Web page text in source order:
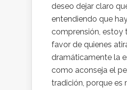
deseo dejar claro
entendiendo que
comprensión, estoy
favor de quienes
dramáticamente la
como aconseja el
tradición, porque es